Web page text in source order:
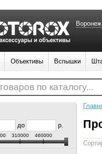
до р.
310000 460000
Воронеж
Объективы Вспышки
по каталогу...